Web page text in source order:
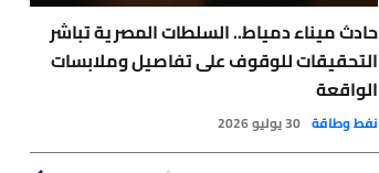
حادث ميناء دمياط.. السلطات المصرية تباشر
التحقيقات للوقوف على تفاصيل وملابسات
الواقعة
نفط وطاقة 30 يوليو 2026